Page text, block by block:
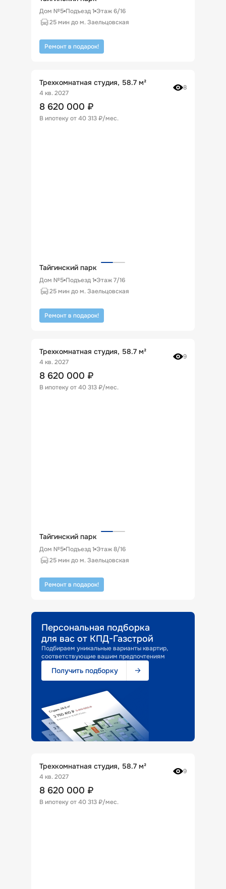
Дом №5 Подъезд1 Этаж6/16
25 мин до м. Заельцовская
Ремонт в подарок!
Трехкомнатная студия, 58.7 м²
4 кв. 2027
8
8 620 000 ₽
В ипотеку от40 313 ₽/мес.
Тайгинский парк
Дом №5 Подъезд1 Этаж7/16
25 мин до м. Заельцовская
Ремонт в подарок!
Трехкомнатная студия, 58.7 м²
4 кв. 2027
9
8 620 000 ₽
В ипотеку от40 313 ₽/мес.
Тайгинский парк
Дом №5 Подъезд1 Этаж8/16
25 мин до м. Заельцовская
Ремонт в подарок!
Персональная подборка
для вас от КПД-Газстрой
Подбираем уникальные варианты квартир,
соответствующие вашим предпочтениям
Получить подборку
Трехкомнатная студия, 58.7 м²
4 кв. 2027
9
8 620 000 ₽
В ипотеку от40 313 ₽/мес.